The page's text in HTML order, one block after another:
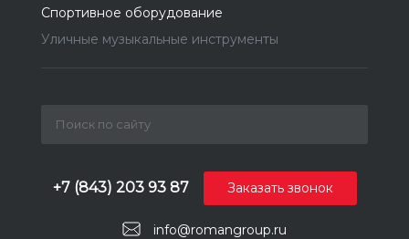
Спортивное оборудование
Уличные музыкальные инструменты
info@romangroup.ru
+7 (843) 203 93 87 Заказать звонок